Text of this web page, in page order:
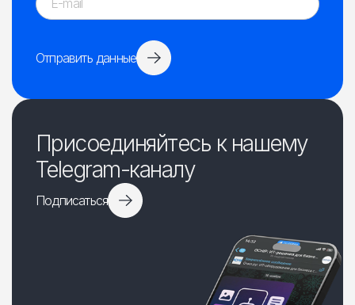
Отправить данные
Присоединяйтесь к нашему
Telegram-каналу
Подписаться